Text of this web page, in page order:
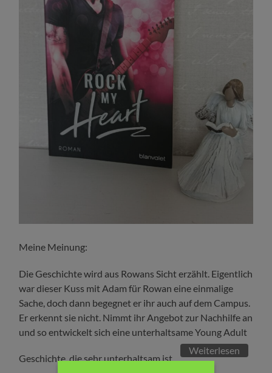
Meine Meinung:
Die Geschichte wird aus Rowans Sicht erzählt. Eigentlich
war dieser Kuss mit Adam für Rowan eine einmalige
Sache, doch dann begegnet er ihr auch auf dem Campus.
Er erkennt sie nicht. Nimmt ihr Angebot zur Nachhilfe an
und so entwickelt sich eine unterhaltsame Young Adult
Geschichte, die sehr unterhaltsam ist.
Weiterlesen